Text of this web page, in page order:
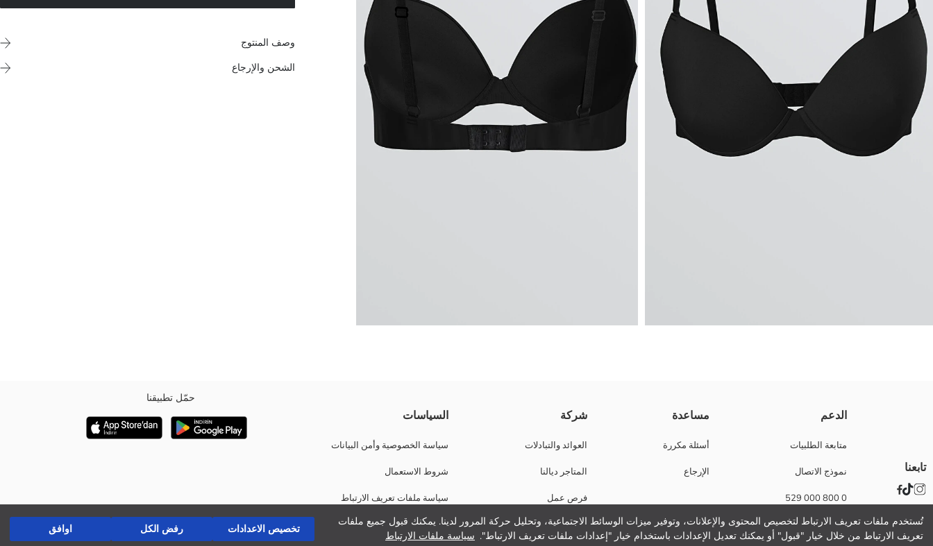
تُستخدم ملفات تعريف الارتباط لتخصيص المحتوى والإعلانات، وتوفير ميزات الوسائط الاجتماعية، وتحليل حركة المرور لدينا. يمكنك قبول جميع ملفات
تعريف الارتباط من خلال خيار "قبول" أو يمكنك تعديل الإعدادات باستخدام خيار "إعدادات ملفات تعريف الارتباط". سياسة ملفات الارتباط
تخصيص الاعدادات رفض الكل اوافق
وصف المنتوج
الشحن والإرجاع
تفاصيل الاستدامة:
نام تجاری:
ثوب:
مبطن:
مزود بسلك:
الدعم
متابعة الطلبيات
نموذج الاتصال
0 800 000 529
مساعدة
أسئلة مكررة
الإرجاع
شركة
العوائد والتبادلات
المتاجر ديالنا
فرص عمل
دعم الشركات
السياسات
سياسة الخصوصية وأمن البيانات
شروط الاستعمال
سياسة ملفات تعريف الارتباط
حمّل تطبيقنا
تابعنا